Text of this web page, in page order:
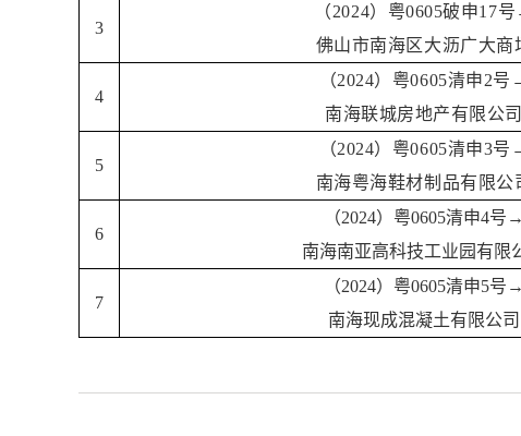
3
（2024）粤0605破申17
佛山市南海区大沥广大商
4
（2024）粤0605清申2号
南海联城房地产有限公司
5
（2024）粤0605清申3号
南海粤海鞋材制品有限公
6
（2024）粤0605清申4号→
南海南亚高科技工业园有限
7
（2024）粤0605清申5号→
南海现成混凝土有限公司